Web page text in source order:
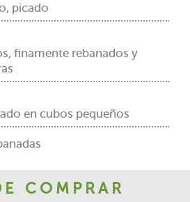
picado
finamente rebanados y
en cubos pequeños
COMPRAR